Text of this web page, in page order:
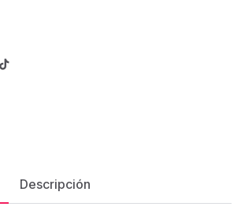
Descripción